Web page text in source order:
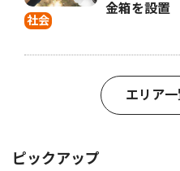
社会
金箱を設置
エリア
ピックアップ